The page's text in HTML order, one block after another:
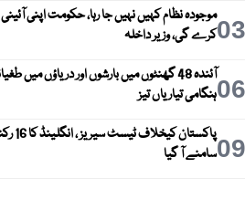
03موجودہ نظام کہیں نہیں جا رہا، حکومت اپنی
کرے گی، وزیر داخلہ
06
آئندہ 48 گھنٹوں میں بارشوں اور دریاؤں میں
ہنگامی تیاریاں تیز
09
پاکستان
سامنے آ گیا